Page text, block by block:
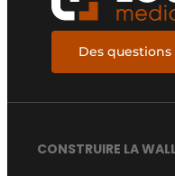
Des
CONSTRUIRE LA